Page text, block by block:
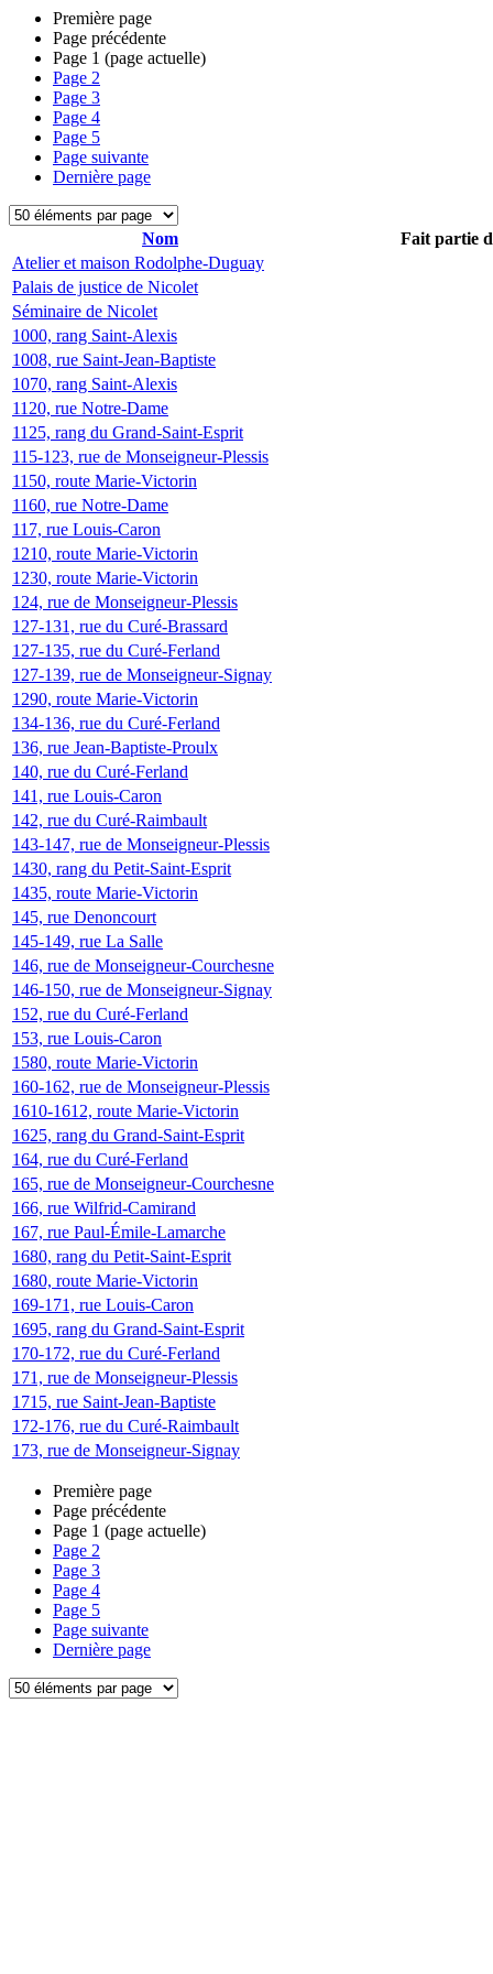
Première page
Page précédente
Page 1 (page actuelle)
Page 2
Page 3
Page 4
Page 5
Page suivante
Dernière page
Nom
Fait partie
Atelier et maison Rodolphe-Duguay
Palais de justice de Nicolet
Séminaire de Nicolet
1000, rang Saint-Alexis
1008, rue Saint-Jean-Baptiste
1070, rang Saint-Alexis
1120, rue Notre-Dame
1125, rang du Grand-Saint-Esprit
115-123, rue de Monseigneur-Plessis
1150, route Marie-Victorin
1160, rue Notre-Dame
117, rue Louis-Caron
1210, route Marie-Victorin
1230, route Marie-Victorin
124, rue de Monseigneur-Plessis
127-131, rue du Curé-Brassard
127-135, rue du Curé-Ferland
127-139, rue de Monseigneur-Signay
1290, route Marie-Victorin
134-136, rue du Curé-Ferland
136, rue Jean-Baptiste-Proulx
140, rue du Curé-Ferland
141, rue Louis-Caron
142, rue du Curé-Raimbault
143-147, rue de Monseigneur-Plessis
1430, rang du Petit-Saint-Esprit
1435, route Marie-Victorin
145, rue Denoncourt
145-149, rue La Salle
146, rue de Monseigneur-Courchesne
146-150, rue de Monseigneur-Signay
152, rue du Curé-Ferland
153, rue Louis-Caron
1580, route Marie-Victorin
160-162, rue de Monseigneur-Plessis
1610-1612, route Marie-Victorin
1625, rang du Grand-Saint-Esprit
164, rue du Curé-Ferland
165, rue de Monseigneur-Courchesne
166, rue Wilfrid-Camirand
167, rue Paul-Émile-Lamarche
1680, rang du Petit-Saint-Esprit
1680, route Marie-Victorin
169-171, rue Louis-Caron
1695, rang du Grand-Saint-Esprit
170-172, rue du Curé-Ferland
171, rue de Monseigneur-Plessis
1715, rue Saint-Jean-Baptiste
172-176, rue du Curé-Raimbault
173, rue de Monseigneur-Signay
Première page
Page précédente
Page 1 (page actuelle)
Page 2
Page 3
Page 4
Page 5
Page suivante
Dernière page